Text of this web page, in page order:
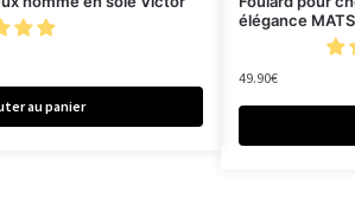
au panier
élégance MATS
49.90€